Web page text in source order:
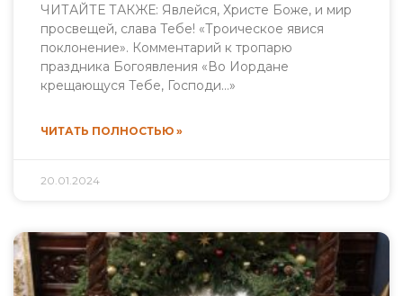
ЧИТАЙТЕ ТАКЖЕ: Явлейся, Христе Боже, и мир
просвещей, слава Тебе! «Троическое явися
поклонение». Комментарий к тропарю
праздника Богоявления «Во Иордане
крещающуся Тебе, Господи…»
ЧИТАТЬ ПОЛНОСТЬЮ »
20.01.2024